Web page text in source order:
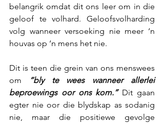
belangrik omdat dit ons leer om in die
geloof te volhard. Geloofsvolharding
volg wanneer versoeking nie meer ‘n
houvas op ‘n mens het nie.
Dit is teen die grein van ons menswees
om
“bly te wees wanneer allerlei
beproewings oor ons kom.” Dit gaan
egter nie oor die blydskap as sodanig
nie, maar die positiewe gevolge